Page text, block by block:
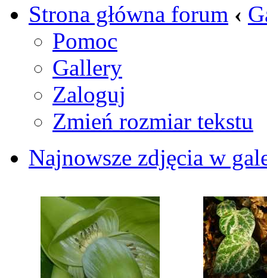
Strona główna forum ‹
Pomoc
Gallery
Zaloguj
Zmień rozmiar tekstu
Najnowsze zdjęcia w